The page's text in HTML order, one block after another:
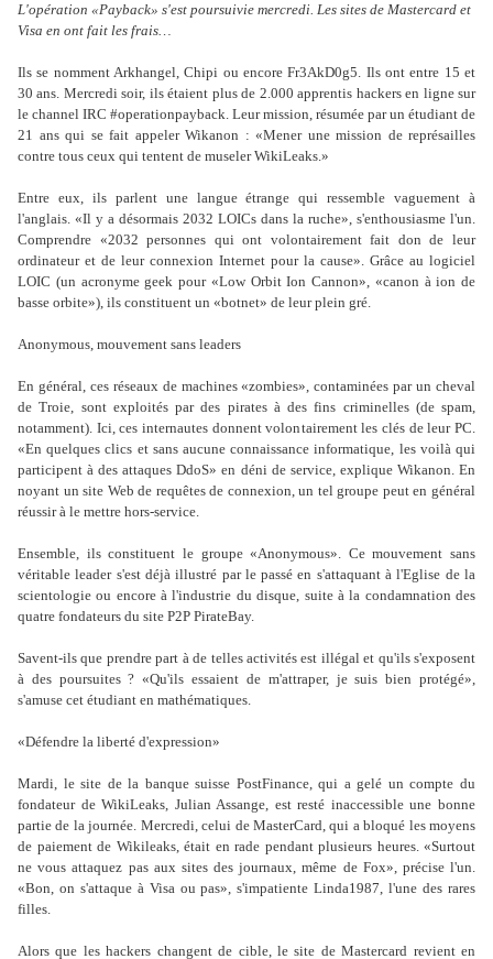
L'opération «Payback» s'est poursuivie mercredi. Les sites de Mastercard et
Visa en ont fait les frais…
Ils se nomment Arkhangel, Chipi ou encore Fr3AkD0g5. Ils ont entre 15 et
30 ans. Mercredi soir, ils étaient plus de 2.000 apprentis hackers en ligne sur
le channel IRC #operationpayback. Leur mission, résumée par un étudiant de
21 ans qui se fait appeler Wikanon : «Mener une mission de représailles
contre tous ceux qui tentent de museler WikiLeaks.»
Entre eux, ils parlent une langue étrange qui ressemble vaguement à
l'anglais. «Il y a désormais 2032 LOICs dans la ruche», s'enthousiasme l'un.
Comprendre «2032 personnes qui ont volontairement fait don de leur
ordinateur et de leur connexion Internet pour la cause». Grâce au logiciel
LOIC (un acronyme geek pour «Low Orbit Ion Cannon», «canon à ion de
basse orbite»), ils constituent un «botnet» de leur plein gré.
Anonymous, mouvement sans leaders
En général, ces réseaux de machines «zombies», contaminées par un cheval
de Troie, sont exploités par des pirates à des fins criminelles (de spam,
notamment). Ici, ces internautes donnent volontairement les clés de leur PC.
«En quelques clics et sans aucune connaissance informatique, les voilà qui
participent à des attaques DdoS» en déni de service, explique Wikanon. En
noyant un site Web de requêtes de connexion, un tel groupe peut en général
réussir à le mettre hors-service.
Ensemble, ils constituent le groupe «Anonymous». Ce mouvement sans
véritable leader s'est déjà illustré par le passé en s'attaquant à l'Eglise de la
scientologie ou encore à l'industrie du disque, suite à la condamnation des
quatre fondateurs du site P2P PirateBay.
Savent-ils que prendre part à de telles activités est illégal et qu'ils s'exposent
à des poursuites ? «Qu'ils essaient de m'attraper, je suis bien protégé»,
s'amuse cet étudiant en mathématiques.
«Défendre la liberté d'expression»
Mardi, le site de la banque suisse PostFinance, qui a gelé un compte du
fondateur de WikiLeaks, Julian Assange, est resté inaccessible une bonne
partie de la journée. Mercredi, celui de MasterCard, qui a bloqué les moyens
de paiement de Wikileaks, était en rade pendant plusieurs heures. «Surtout
ne vous attaquez pas aux sites des journaux, même de Fox», précise l'un.
«Bon, on s'attaque à Visa ou pas», s'impatiente Linda1987, l'une des rares
filles.
Alors que les hackers changent de cible, le site de Mastercard revient en